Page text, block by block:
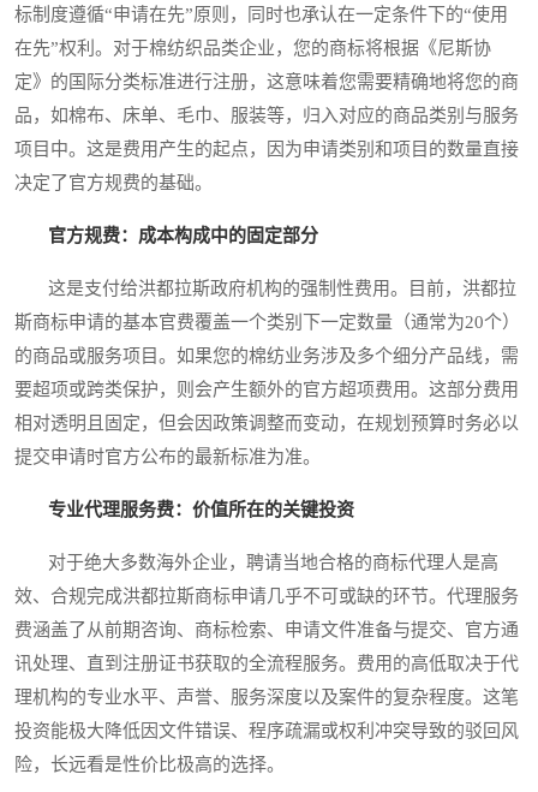
标制度遵循“申请在先”原则，同时也承认在一定条件下的“使用
在先”权利。对于棉纺织品类企业，您的商标将根据《尼斯协
定》的国际分类标准进行注册，这意味着您需要精确地将您的商
品，如棉布、床单、毛巾、服装等，归入对应的商品类别与服务
项目中。这是费用产生的起点，因为申请类别和项目的数量直接
决定了官方规费的基础。
官方规费：成本构成中的固定部分
这是支付给洪都拉斯政府机构的强制性费用。目前，洪都拉
斯商标申请的基本官费覆盖一个类别下一定数量（通常为20个）
的商品或服务项目。如果您的棉纺业务涉及多个细分产品线，需
要超项或跨类保护，则会产生额外的官方超项费用。这部分费用
相对透明且固定，但会因政策调整而变动，在规划预算时务必以
提交申请时官方公布的最新标准为准。
专业代理服务费：价值所在的关键投资
对于绝大多数海外企业，聘请当地合格的商标代理人是高
效、合规完成洪都拉斯商标申请几乎不可或缺的环节。代理服务
费涵盖了从前期咨询、商标检索、申请文件准备与提交、官方通
讯处理、直到注册证书获取的全流程服务。费用的高低取决于代
理机构的专业水平、声誉、服务深度以及案件的复杂程度。这笔
投资能极大降低因文件错误、程序疏漏或权利冲突导致的驳回风
险，长远看是性价比极高的选择。